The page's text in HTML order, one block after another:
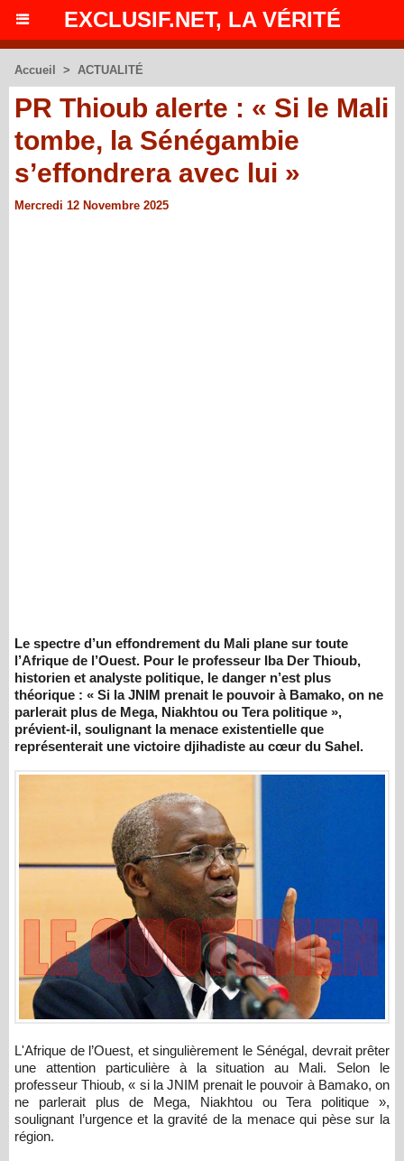
EXCLUSIF.NET, LA VÉRITÉ
Accueil > ACTUALITÉ
PR Thioub alerte : « Si le Mali
tombe, la Sénégambie
s’effondrera avec lui »
Mercredi 12 Novembre 2025
Le spectre d’un effondrement du Mali plane sur toute
l’Afrique de l’Ouest. Pour le professeur Iba Der Thioub,
historien et analyste politique, le danger n’est plus
théorique : « Si la JNIM prenait le pouvoir à Bamako, on ne
parlerait plus de Mega, Niakhtou ou Tera politique »,
prévient-il, soulignant la menace existentielle que
représenterait une victoire djihadiste au cœur du Sahel.
L'Afrique de l’Ouest, et singulièrement le Sénégal, devrait prêter
une attention particulière à la situation au Mali. Selon le
professeur Thioub, « si la JNIM prenait le pouvoir à Bamako, on
ne parlerait plus de Mega, Niakhtou ou Tera politique »,
soulignant l’urgence et la gravité de la menace qui pèse sur la
région.